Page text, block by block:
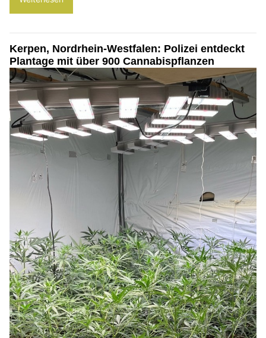
Kerpen, Nordrhein-Westfalen: Polizei entdeckt
Plantage mit über 900 Cannabispflanzen